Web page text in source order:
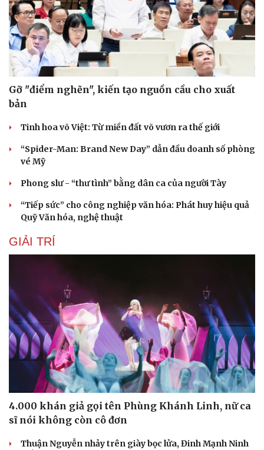
Văn hóa
Sân khấu - Điện ảnh
Văn học
Giải trí
Gỡ "điểm nghẽn", kiến tạo nguồn cầu cho xuất
bản
Tinh hoa võ Việt: Từ miền đất võ vươn ra thế giới
“Spider-Man: Brand New Day” dẫn đầu doanh số phòng
vé Mỹ
Phong slư - “thư tình” bằng dân ca của người Tày
“Tiếp sức” cho công nghiệp văn hóa: Phát huy hiệu quả
Quỹ Văn hóa, nghệ thuật
GIẢI TRÍ
4.000 khán giả gọi tên Phùng Khánh Linh, nữ ca
sĩ nói không còn cô đơn
Thuận Nguyễn nhảy trên giày bọc lửa, Đinh Mạnh Ninh